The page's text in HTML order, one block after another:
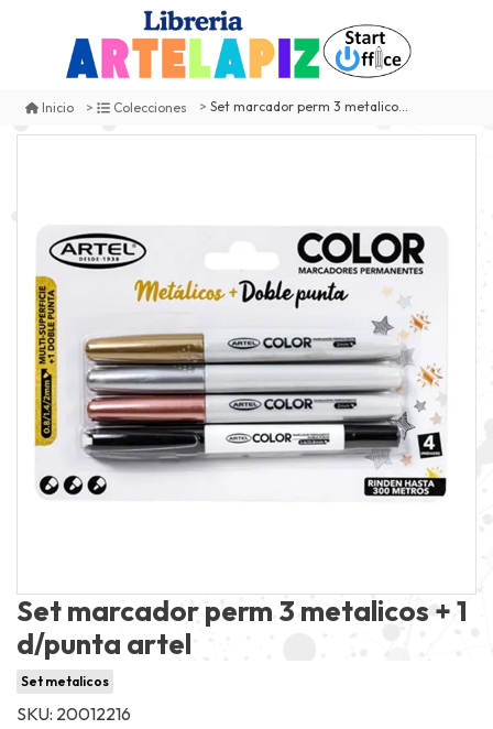
Inicio Colecciones Set marcador perm 3 metalicos + 1 d/punta artel
Set marcador perm 3 metalicos + 1
d/punta artel
Set metalicos
SKU: 20012216